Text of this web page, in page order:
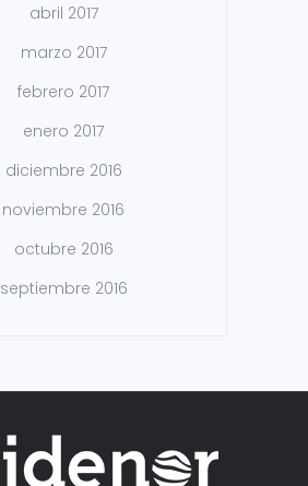
abril 2017
marzo 2017
febrero 2017
enero 2017
diciembre 2016
noviembre 2016
octubre 2016
septiembre 2016